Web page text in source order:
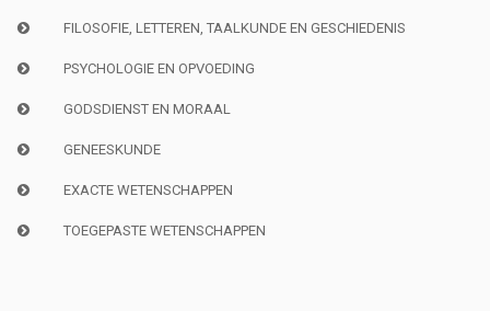
FILOSOFIE, LETTEREN, TAALKUNDE EN GESCHIEDENIS
PSYCHOLOGIE EN OPVOEDING
GODSDIENST EN MORAAL
GENEESKUNDE
EXACTE WETENSCHAPPEN
TOEGEPASTE WETENSCHAPPEN